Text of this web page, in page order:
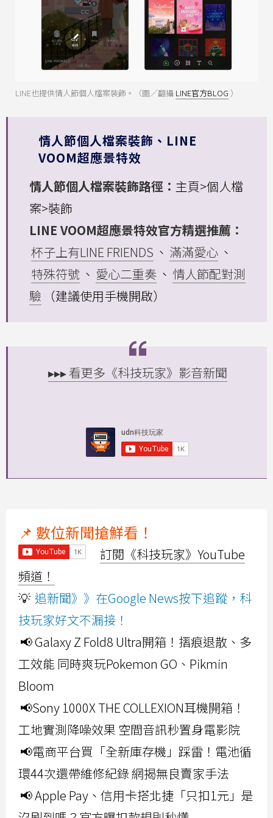
LINE也提供情人節個人檔案裝飾。（圖／翻攝 LINE官方BLOG ）
情人節個人檔案裝飾、LINE
VOOM超應景特效
情人節個人檔案裝飾路徑： 主頁>個人檔
案>裝飾
LINE VOOM超應景特效官方精選推薦：
杯子上有LINE FRIENDS 、 滿滿愛心 、
特殊符號 、 愛心二重奏 、 情人節配對測
驗
（建議使用手機開啟）
▸▸▸ 看更多《科技玩家》影音新聞
📌 數位新聞搶鮮看！
訂閱《科技玩家》YouTube
頻道！
💡 追新聞》》在Google News按下追蹤，科
技玩家好文不漏接！
📢 Galaxy Z Fold8 Ultra開箱！摺痕退散、多
工效能 同時爽玩Pokemon GO、Pikmin
Bloom
📢Sony 1000X THE COLLEXION耳機開箱！
工地實測降噪效果 空間音訊秒置身電影院
📢電商平台買「全新庫存機」踩雷！電池循
環44次還帶維修紀錄 網揭無良賣家手法
📢 Apple Pay、信用卡搭北捷「只扣1元」是